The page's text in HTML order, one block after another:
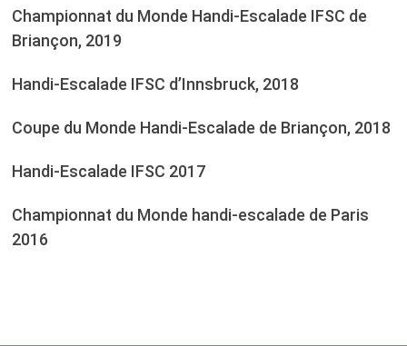
Championnat du Monde Handi-Escalade IFSC de
Briançon, 2019
Handi-Escalade IFSC d’Innsbruck, 2018
Coupe du Monde Handi-Escalade de Briançon, 2018
Handi-Escalade IFSC 2017
Championnat du Monde handi-escalade de Paris
2016